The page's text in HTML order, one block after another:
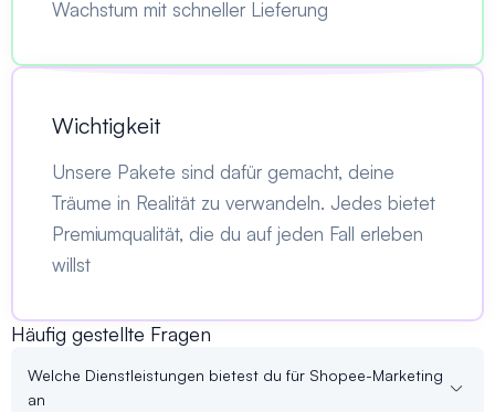
Wachstum mit schneller Lieferung
Wichtigkeit
Unsere Pakete sind dafür gemacht, deine
Träume in Realität zu verwandeln. Jedes bietet
Premiumqualität, die du auf jeden Fall erleben
willst
Häufig gestellte Fragen
Welche Dienstleistungen bietest du für Shopee-Marketing
an